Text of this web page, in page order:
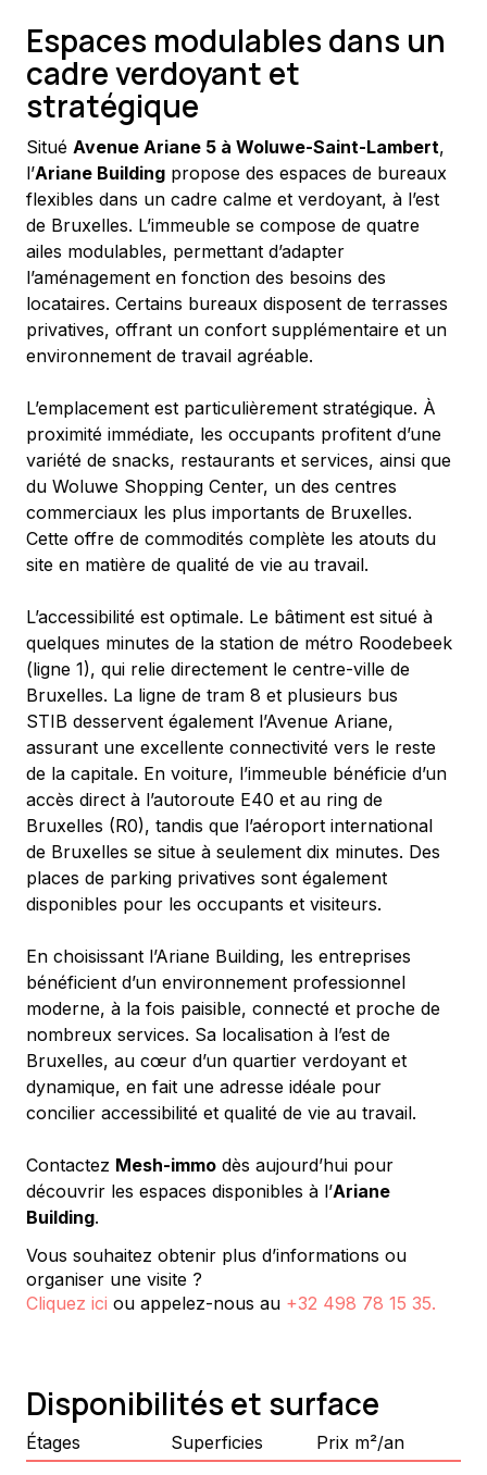
Espaces modulables dans un
cadre verdoyant et
stratégique
Situé Avenue Ariane 5 à Woluwe-Saint-Lambert,
l’Ariane Building propose des espaces de bureaux
flexibles dans un cadre calme et verdoyant, à l’est
de Bruxelles. L’immeuble se compose de quatre
ailes modulables, permettant d’adapter
l’aménagement en fonction des besoins des
locataires. Certains bureaux disposent de terrasses
privatives, offrant un confort supplémentaire et un
environnement de travail agréable.
L’emplacement est particulièrement stratégique. À
proximité immédiate, les occupants profitent d’une
variété de snacks, restaurants et services, ainsi que
du Woluwe Shopping Center, un des centres
commerciaux les plus importants de Bruxelles.
Cette offre de commodités complète les atouts du
site en matière de qualité de vie au travail.
L’accessibilité est optimale. Le bâtiment est situé à
quelques minutes de la station de métro Roodebeek
(ligne 1), qui relie directement le centre-ville de
Bruxelles. La ligne de tram 8 et plusieurs bus
STIB desservent également l’Avenue Ariane,
assurant une excellente connectivité vers le reste
de la capitale. En voiture, l’immeuble bénéficie d’un
accès direct à l’autoroute E40 et au ring de
Bruxelles (R0), tandis que l’aéroport international
de Bruxelles se situe à seulement dix minutes. Des
places de parking privatives sont également
disponibles pour les occupants et visiteurs.
En choisissant l’Ariane Building, les entreprises
bénéficient d’un environnement professionnel
moderne, à la fois paisible, connecté et proche de
nombreux services. Sa localisation à l’est de
Bruxelles, au cœur d’un quartier verdoyant et
dynamique, en fait une adresse idéale pour
concilier accessibilité et qualité de vie au travail.
Contactez Mesh-immo dès aujourd’hui pour
découvrir les espaces disponibles à l’Ariane
Building.
Vous souhaitez obtenir plus d’informations ou
organiser une visite ?
Cliquez ici ou appelez-nous au +32 498 78 15 35.
Disponibilités et surface
Étages Superficies Prix m²/an